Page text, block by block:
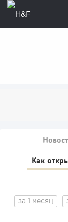
Как
за 1 месяц